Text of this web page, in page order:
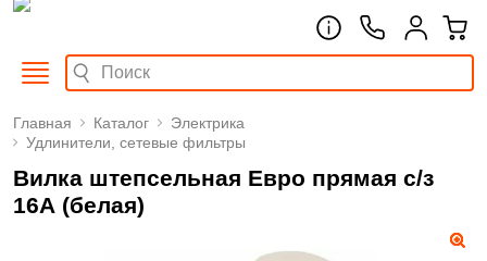
Главная Каталог
Электрика
Удлинители, сетевые фильтры
Вилка штепсельная Евро прямая с/з
16А (белая)